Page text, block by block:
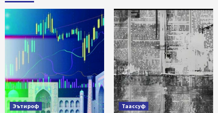
Эътироф Таассуф